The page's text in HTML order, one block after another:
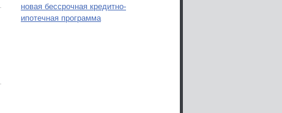
новая бессрочная кредитно-
ипотечная программа